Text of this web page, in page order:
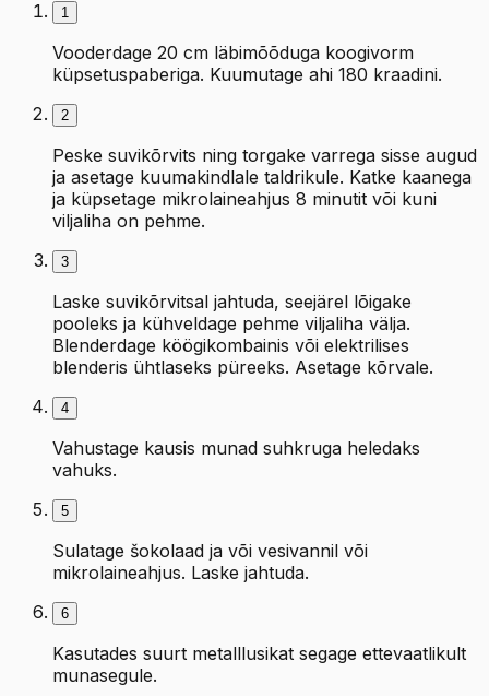
1
Vooderdage 20 cm läbimõõduga koogivorm
küpsetuspaberiga. Kuumutage ahi 180 kraadini.
2
Peske suvikõrvits ning torgake varrega sisse augud
ja asetage kuumakindlale taldrikule. Katke kaanega
ja küpsetage mikrolaineahjus 8 minutit või kuni
viljaliha on pehme.
3
Laske suvikõrvitsal jahtuda, seejärel lõigake
pooleks ja kühveldage pehme viljaliha välja.
Blenderdage köögikombainis või elektrilises
blenderis ühtlaseks püreeks. Asetage kõrvale.
4
Vahustage kausis munad suhkruga heledaks
vahuks.
5
Sulatage šokolaad ja või vesivannil või
mikrolaineahjus. Laske jahtuda.
6
Kasutades suurt metalllusikat segage ettevaatlikult
munasegule.